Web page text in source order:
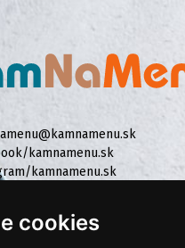
cookies
kamnamenu.sk
kamnamenu.sk